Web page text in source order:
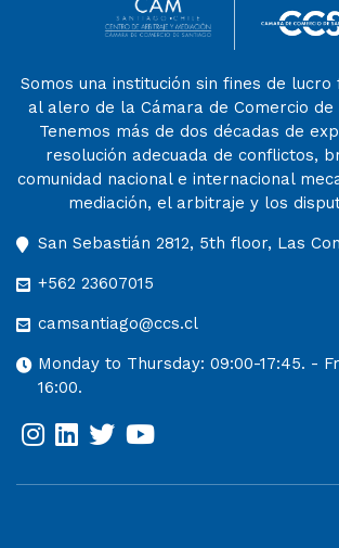
Somos una institución sin fines de lucro
al alero de la Cámara de Comercio de
Tenemos más de dos décadas de
resolución adecuada de conflictos,
comunidad nacional e internacional
mediación, el arbitraje y los
San Sebastián 2812, 5th floor, Las
+562 23607015
camsantiago@ccs.cl
Monday to Thursday: 09:00-17:45. -
16:00.